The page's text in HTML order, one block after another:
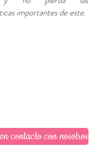
importantes de este.
contacto con nosotros